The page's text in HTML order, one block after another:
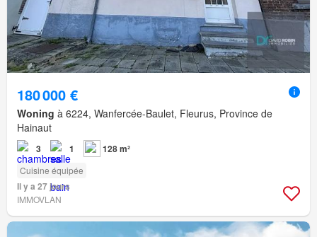
180 000 €
Woning à 6224, Wanfercée-Baulet, Fleurus, Province de
Hainaut
3 1 128 m²
Cuisine équipée
Il y a 27 jours
IMMOVLAN